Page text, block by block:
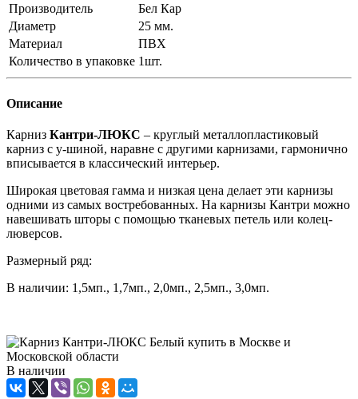
Производитель
Бел Кар
Диаметр
25 мм.
Материал
ПВХ
Количество в упаковке 1шт.
Описание
Карниз Кантри-ЛЮКС – круглый металлопластиковый
карниз с у-шиной, наравне с другими карнизами, гармонично
вписывается в классический интерьер.
Широкая цветовая гамма и низкая цена делает эти карнизы
одними из самых востребованных. На карнизы Кантри можно
навешивать шторы с помощью тканевых петель или колец-
люверсов.
Размерный ряд:
В наличии: 1,5мп., 1,7мп., 2,0мп., 2,5мп., 3,0мп.
В наличии